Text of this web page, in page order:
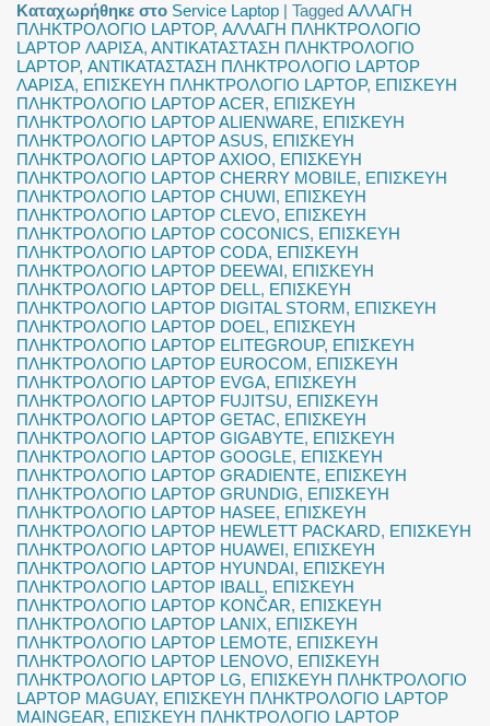
Καταχωρήθηκε στο Service Laptop |Tagged ΑΛΛΑΓΗ
ΠΛΗΚΤΡΟΛΟΓΙΟ LAPTOP,ΑΛΛΑΓΗ ΠΛΗΚΤΡΟΛΟΓΙΟ
LAPTOP ΛΑΡΙΣΑ,ΑΝΤΙΚΑΤΑΣΤΑΣΗ ΠΛΗΚΤΡΟΛΟΓΙΟ
LAPTOP,ΑΝΤΙΚΑΤΑΣΤΑΣΗ ΠΛΗΚΤΡΟΛΟΓΙΟ LAPTOP
ΛΑΡΙΣΑ, ΕΠΙΣΚΕΥΗ ΠΛΗΚΤΡΟΛΟΓΙΟ LAPTOP, ΕΠΙΣΚΕΥΗ
ΠΛΗΚΤΡΟΛΟΓΙΟ LAPTOP ACER, ΕΠΙΣΚΕΥΗ
ΠΛΗΚΤΡΟΛΟΓΙΟ LAPTOP ALIENWARE, ΕΠΙΣΚΕΥΗ
ΠΛΗΚΤΡΟΛΟΓΙΟ LAPTOP ASUS, ΕΠΙΣΚΕΥΗ
ΠΛΗΚΤΡΟΛΟΓΙΟ LAPTOP AXIOO, ΕΠΙΣΚΕΥΗ
ΠΛΗΚΤΡΟΛΟΓΙΟ LAPTOP CHERRY MOBILE, ΕΠΙΣΚΕΥΗ
ΠΛΗΚΤΡΟΛΟΓΙΟ LAPTOP CHUWI, ΕΠΙΣΚΕΥΗ
ΠΛΗΚΤΡΟΛΟΓΙΟ LAPTOP CLEVO, ΕΠΙΣΚΕΥΗ
ΠΛΗΚΤΡΟΛΟΓΙΟ LAPTOP COCONICS, ΕΠΙΣΚΕΥΗ
ΠΛΗΚΤΡΟΛΟΓΙΟ LAPTOP CODA, ΕΠΙΣΚΕΥΗ
ΠΛΗΚΤΡΟΛΟΓΙΟ LAPTOP DEEWAI, ΕΠΙΣΚΕΥΗ
ΠΛΗΚΤΡΟΛΟΓΙΟ LAPTOP DELL, ΕΠΙΣΚΕΥΗ
ΠΛΗΚΤΡΟΛΟΓΙΟ LAPTOP DIGITAL STORM, ΕΠΙΣΚΕΥΗ
ΠΛΗΚΤΡΟΛΟΓΙΟ LAPTOP DOEL, ΕΠΙΣΚΕΥΗ
ΠΛΗΚΤΡΟΛΟΓΙΟ LAPTOP ELITEGROUP, ΕΠΙΣΚΕΥΗ
ΠΛΗΚΤΡΟΛΟΓΙΟ LAPTOP EUROCOM, ΕΠΙΣΚΕΥΗ
ΠΛΗΚΤΡΟΛΟΓΙΟ LAPTOP EVGA, ΕΠΙΣΚΕΥΗ
ΠΛΗΚΤΡΟΛΟΓΙΟ LAPTOP FUJITSU, ΕΠΙΣΚΕΥΗ
ΠΛΗΚΤΡΟΛΟΓΙΟ LAPTOP GETAC, ΕΠΙΣΚΕΥΗ
ΠΛΗΚΤΡΟΛΟΓΙΟ LAPTOP GIGABYTE, ΕΠΙΣΚΕΥΗ
ΠΛΗΚΤΡΟΛΟΓΙΟ LAPTOP GOOGLE, ΕΠΙΣΚΕΥΗ
ΠΛΗΚΤΡΟΛΟΓΙΟ LAPTOP GRADIENTE, ΕΠΙΣΚΕΥΗ
ΠΛΗΚΤΡΟΛΟΓΙΟ LAPTOP GRUNDIG, ΕΠΙΣΚΕΥΗ
ΠΛΗΚΤΡΟΛΟΓΙΟ LAPTOP HASEE, ΕΠΙΣΚΕΥΗ
ΠΛΗΚΤΡΟΛΟΓΙΟ LAPTOP HEWLETT PACKARD, ΕΠΙΣΚΕΥΗ
ΠΛΗΚΤΡΟΛΟΓΙΟ LAPTOP HUAWEI, ΕΠΙΣΚΕΥΗ
ΠΛΗΚΤΡΟΛΟΓΙΟ LAPTOP HYUNDAI, ΕΠΙΣΚΕΥΗ
ΠΛΗΚΤΡΟΛΟΓΙΟ LAPTOP IBALL, ΕΠΙΣΚΕΥΗ
ΠΛΗΚΤΡΟΛΟΓΙΟ LAPTOP KONČAR, ΕΠΙΣΚΕΥΗ
ΠΛΗΚΤΡΟΛΟΓΙΟ LAPTOP LANIX, ΕΠΙΣΚΕΥΗ
ΠΛΗΚΤΡΟΛΟΓΙΟ LAPTOP LEMOTE, ΕΠΙΣΚΕΥΗ
ΠΛΗΚΤΡΟΛΟΓΙΟ LAPTOP LENOVO, ΕΠΙΣΚΕΥΗ
ΠΛΗΚΤΡΟΛΟΓΙΟ LAPTOP LG, ΕΠΙΣΚΕΥΗ ΠΛΗΚΤΡΟΛΟΓΙΟ
LAPTOP MAGUAY, ΕΠΙΣΚΕΥΗ ΠΛΗΚΤΡΟΛΟΓΙΟ LAPTOP
MAINGEAR, ΕΠΙΣΚΕΥΗ ΠΛΗΚΤΡΟΛΟΓΙΟ LAPTOP